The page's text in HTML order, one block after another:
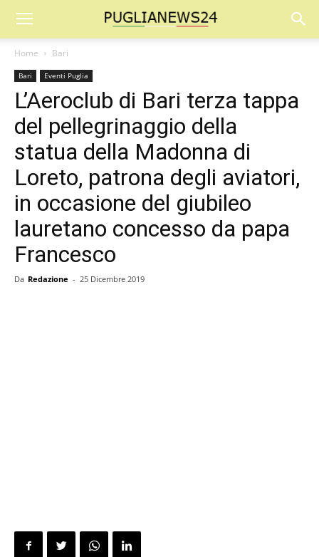
Home Bari
Bari Eventi Puglia
L’Aeroclub di Bari terza tappa
del pellegrinaggio della
statua della Madonna di
Loreto, patrona degli aviatori,
in occasione del giubileo
lauretano concesso da papa
Francesco
Da Redazione - 25 Dicembre 2019